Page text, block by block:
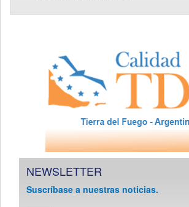
NEWSLETTER
Suscríbase a nuestras noticias.